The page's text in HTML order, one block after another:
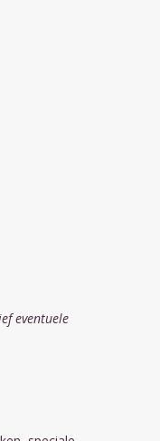
eventuele